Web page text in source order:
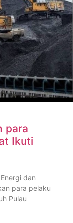
para
Ikuti
dan
para pelaku
Pulau